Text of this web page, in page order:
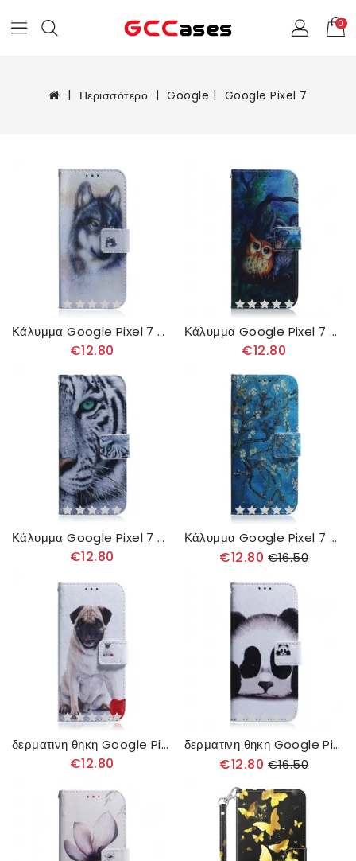
0
Περισσότερο Google Google Pixel 7
Κάλυμμα Google Pixel 7 Λύκος Ακουαρέλας
€12.80
Κάλυμμα Google Pixel 7 Ζωγραφίζοντας Κουκουβάγιες
€12.80
Κάλυμμα Google Pixel 7 Λευκή Τίγρη
€12.80
Κάλυμμα Google Pixel 7 Ανθισμένα Κλαδιά
€12.80 €16.50
δερματινη θηκη Google Pixel 7 Παξιμάδι
€12.80
δερματινη θηκη Google Pixel 7 Πάντα
€12.80 €16.50